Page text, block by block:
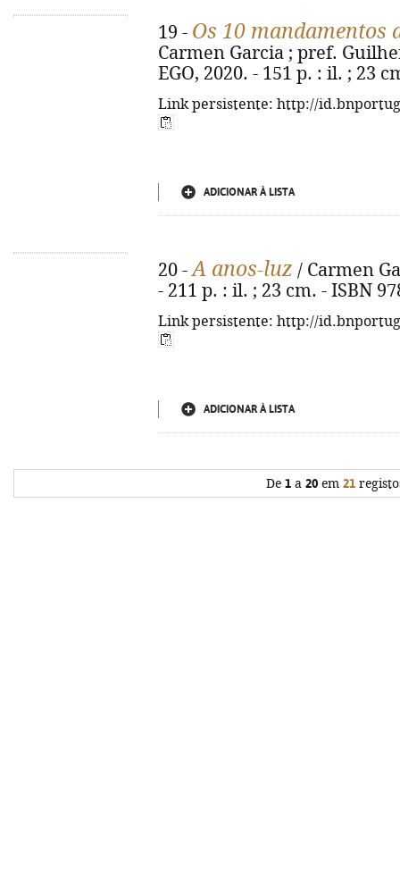
19 - Os 10 mandamentos
Carmen Garcia ; pref.
EGO, 2020. - 151 p. : il. ; 23
Link persistente: http://
ADICIONAR À LISTA
20 -A anos-luz / Carmen
- 211 p. : il. ; 23 cm. - ISBN
Link persistente: http://
ADICIONAR À LISTA
De 1a 20em 21